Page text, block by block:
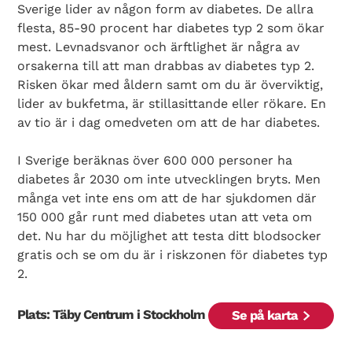
Sverige lider av någon form av diabetes. De allra
flesta, 85-90 procent har diabetes typ 2 som ökar
mest. Levnadsvanor och ärftlighet är några av
orsakerna till att man drabbas av diabetes typ 2.
Risken ökar med åldern samt om du är överviktig,
lider av bukfetma, är stillasittande eller rökare. En
av tio är i dag omedveten om att de har diabetes.
I Sverige beräknas över 600 000 personer ha
diabetes år 2030 om inte utvecklingen bryts. Men
många vet inte ens om att de har sjukdomen där
150 000 går runt med diabetes utan att veta om
det. Nu har du möjlighet att testa ditt blodsocker
gratis och se om du är i riskzonen för diabetes typ
2.
Plats: Täby Centrum i Stockholm Se på karta